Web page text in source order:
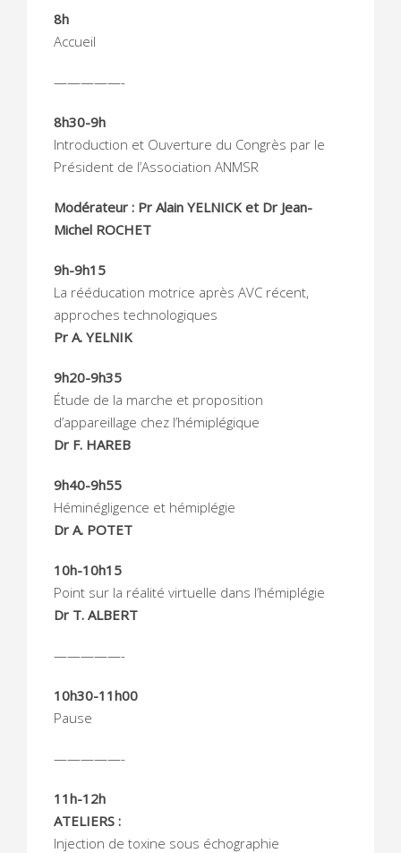
8h
Accueil
—————-
8h30-9h
Introduction et Ouverture du Congrès par le
Président de l’Association ANMSR
Modérateur : Pr Alain YELNICK et Dr Jean-
Michel ROCHET
9h-9h15
La rééducation motrice après AVC récent,
approches technologiques
Pr A. YELNIK
9h20-9h35
Étude de la marche et proposition
d’appareillage chez l’hémiplégique
Dr F. HAREB
9h40-9h55
Héminégligence et hémiplégie
Dr A. POTET
10h-10h15
Point sur la réalité virtuelle dans l’hémiplégie
Dr T. ALBERT
—————-
10h30-11h00
Pause
—————-
11h-12h
ATELIERS :
Injection de toxine sous échographie